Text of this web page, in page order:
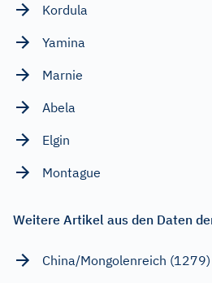
Kordula
Yamina
Marnie
Abela
Elgin
Montague
Weitere Artikel aus den Daten
China/Mongolenreich (1279)